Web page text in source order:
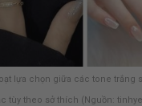
lựa chọn giữa các tone trắng
tùy theo sở thích (Nguồn: